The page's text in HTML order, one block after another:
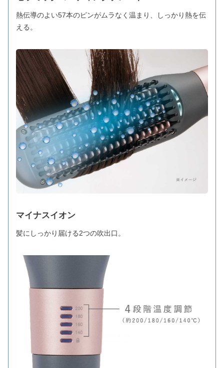
熱伝導のよい57本のピンがムラなく温まり、しっかり熱を伝
える。
マイナスイオン
髪にしっかり届ける2つの吹出口。